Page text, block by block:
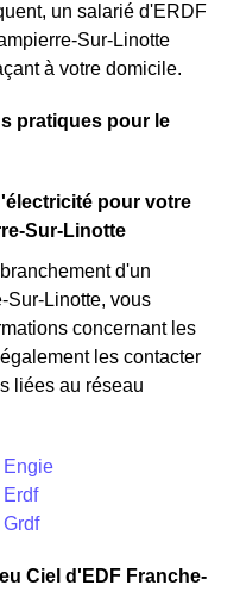
un salarié d'ERDF
Sur-Linotte
à votre domicile.
pratiques pour le
pour votre
Sur-Linotte
d'un
Sur-Linotte, vous
concernant les
les contacter
liées au réseau
Engie
Erdf
Ciel d'EDF Franche-